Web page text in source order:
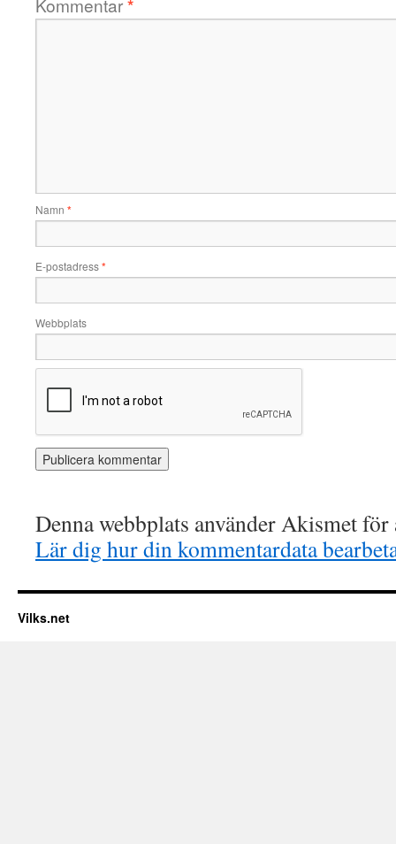
Kommentar*
Namn *
E-postadress*
Webbplats
Denna webbplats använder Akismet
Lär dig hur din kommentardata
Vilks.net